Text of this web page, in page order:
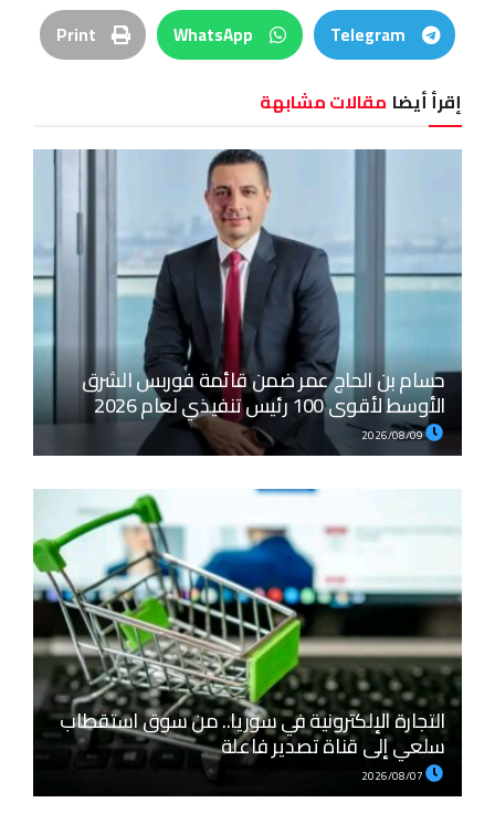
Telegram
WhatsApp
Print
إقرأ أيضا مقالات مشابهة
حسام بن الحاج عمر ضمن قائمة فوربس الشرق
الأوسط لأقوى 100 رئيس تنفيذي لعام 2026
2026/08/09
التجارة الإلكترونية في سوريا.. من سوق استقطاب
سلعي إلى قناة تصدير فاعلة